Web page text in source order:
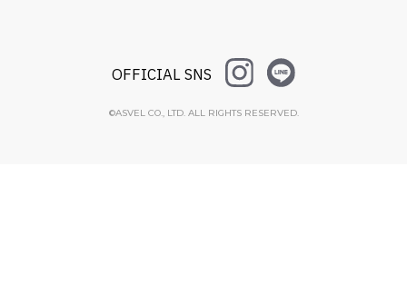
OFFICIAL SNS
©ASVEL CO., LTD. ALL RIGHTS RESERVED.